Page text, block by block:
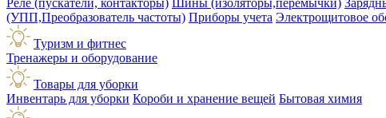
(УПП,Преобразователь частоты) Приборы учета Электрощитовое
Туризм и фитнес
Тренажеры и оборудование
Товары для уборки
Инвентарь для уборки Короби и хранение вещей Бытовая химия